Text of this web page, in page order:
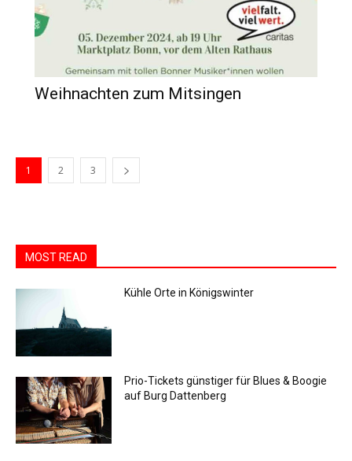
Weihnachten zum Mitsingen
1 2 3
MOST READ
Kühle Orte in Königswinter
Prio-Tickets günstiger für Blues & Boogie
auf Burg Dattenberg